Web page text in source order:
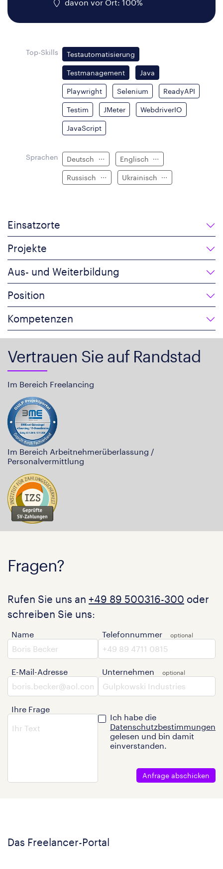
davon vor Ort: 100%
Top-Skills Testautomatisierung
Testmanagement Java
Playwright Selenium ReadyAPI
Testim JMeter WebdriverIO
JavaScript
Sprachen Deutsch Englisch
Russisch Ukrainisch
Einsatzorte
Projekte
Aus- und Weiterbildung
Position
Kompetenzen
Vertrauen Sie auf Randstad
Im Bereich Freelancing
Im Bereich Arbeitnehmerüberlassung /
Personalvermittlung
Fragen?
Rufen Sie uns an +49 89 500316-300 oder
schreiben Sie uns:
Name
E-Mail-Adresse
Ihre Frage
Telefonnummer
Unternehmen
Ich habe die
Datenschutzbestimmungen
gelesen und bin damit
einverstanden.
Anfrage abschicken
Das Freelancer-Portal